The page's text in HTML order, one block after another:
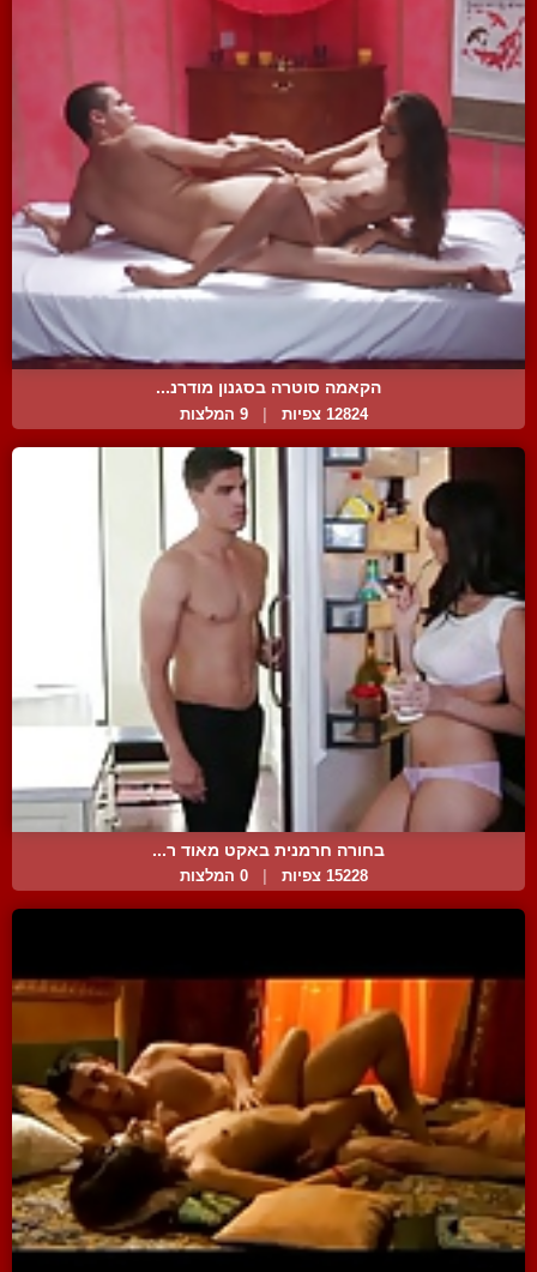
הקאמה סוטרה בסגנון מודרנ...
12824 צפיות | 9 המלצות
בחורה חרמנית באקט מאוד ר...
15228 צפיות 0 המלצות